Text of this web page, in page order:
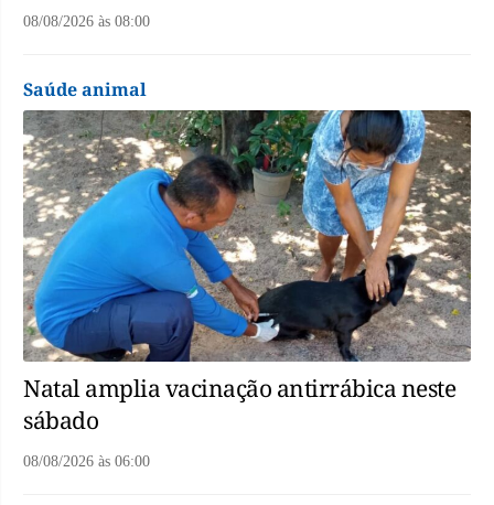
08/08/2026 às 08:00
Saúde animal
Natal amplia vacinação antirrábica neste
sábado
08/08/2026 às 06:00